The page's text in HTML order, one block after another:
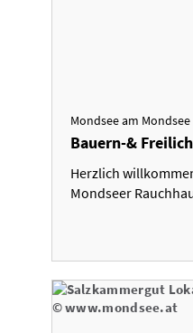
Mondsee am Mondsee
Bauern-&
Herzlich
Mondseer